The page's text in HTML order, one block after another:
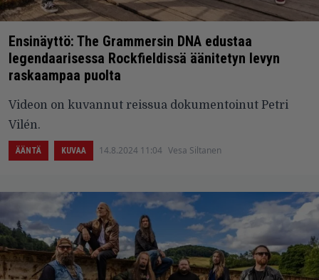
Ensinäyttö: The Grammersin DNA edustaa
legendaarisessa Rockfieldissä äänitetyn levyn
raskaampaa puolta
Videon on kuvannut reissua dokumentoinut Petri
Vilén.
ÄÄNTÄ KUVAA 14.8.2024 11:04 Vesa Siltanen